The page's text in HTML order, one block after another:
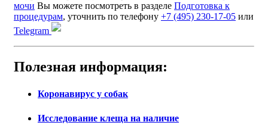
мочи Вы можете посмотреть в разделе Подготовка к
процедурам, уточнить по телефону +7 (495) 230-17-05 или
Telegram
Полезная информация:
Коронавирус у собак
Исследование клеща на наличие